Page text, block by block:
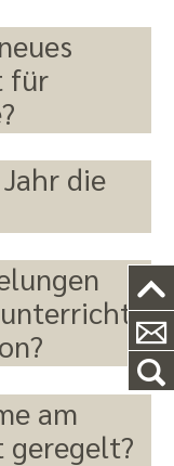
für
die
am
geregelt?